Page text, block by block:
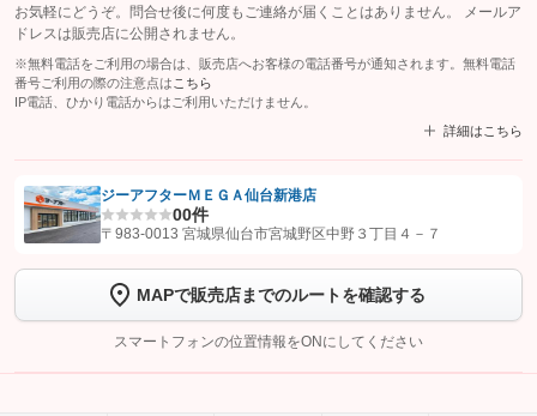
お気軽にどうぞ。問合せ後に何度もご連絡が届くことはありません。 メールア
ドレスは販売店に公開されません。
※無料電話をご利用の場合は、販売店へお客様の電話番号が通知されます。無料電話
番号ご利用の際の注意点は こちら
IP電話、ひかり電話からはご利用いただけません。
詳細はこちら
【STEP1】認証画面でグーネットを友だち追加してから「許可する」ボタンを押
トーク画面で
ボタンをタップして問い合わせを
完了してください。
こちら
ジーアフターＭＥＧＡ仙台新港店
00件
〒983-0013 宮城県仙台市宮城野区中野３丁目４－７
MAPで販売店までのルートを確認する
スマートフォンの位置情報をONにしてください